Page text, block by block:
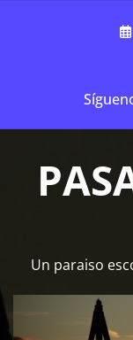
Un paraiso